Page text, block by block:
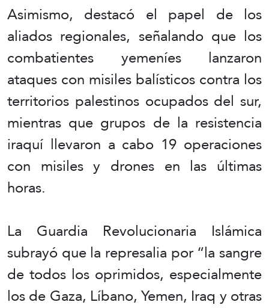
Asimismo, destacó el papel de los
aliados regionales, señalando que los
combatientes yemeníes lanzaron
ataques con misiles balísticos contra los
territorios palestinos ocupados del sur,
mientras que grupos de la resistencia
iraquí llevaron a cabo 19 operaciones
con misiles y drones en las últimas
horas.
La Guardia Revolucionaria Islámica
subrayó que la represalia por “la sangre
de todos los oprimidos, especialmente
los de Gaza, Líbano, Yemen, Iraq y otras